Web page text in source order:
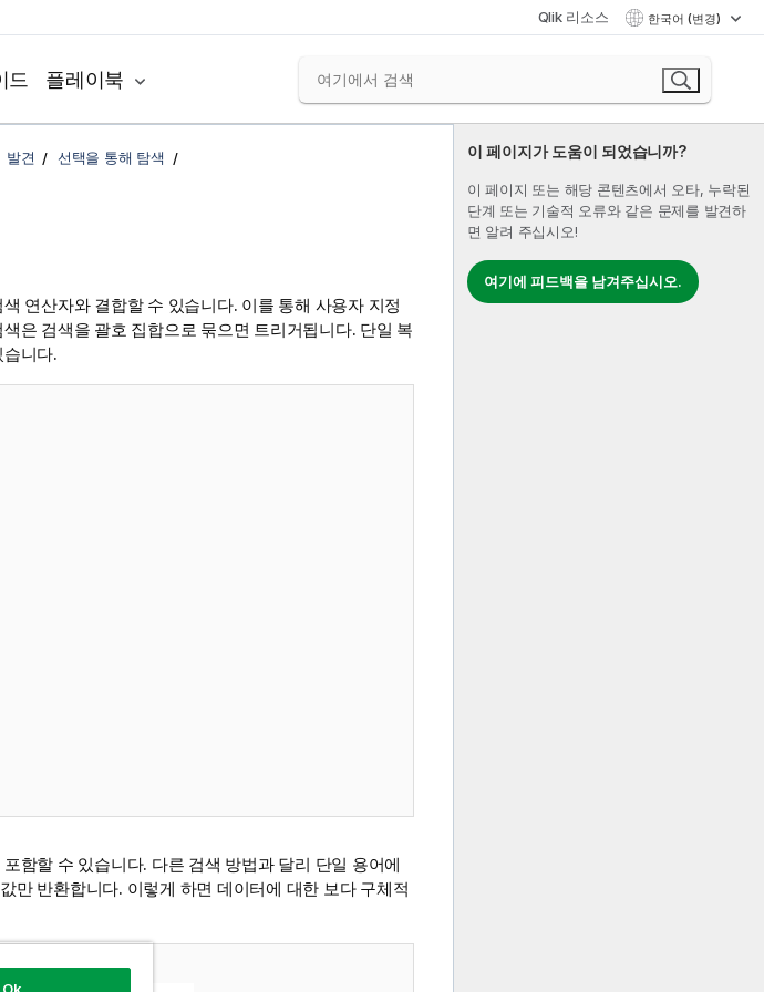
Qlik 리소스 한국어 (변경)
드 플레이북
이 페이지가 도움이 되었습니까?
이 페이지 또는 해당 콘텐츠에서 오타, 누락된
단계 또는 기술적 오류와 같은 문제를 발견하
면 알려 주십시오!
여기에 피드백을 남겨주십시오.
발견
선택을 통해 탐색
연산자와 결합할 수 있습니다. 이를 통해 사용자 지정
은 검색을 괄호 집합으로 묶으면 트리거됩니다. 단일 복
니다.
함할 수 있습니다. 다른 검색 방법과 달리 단일 용어에
만 반환합니다. 이렇게 하면 데이터에 대한 보다 구체적